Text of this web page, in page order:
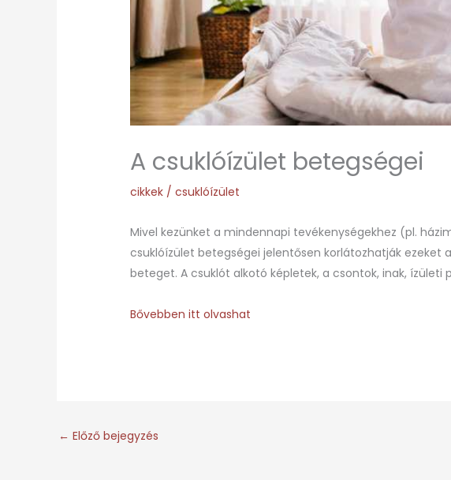
A csuklóízület betegségei
cikkek /csuklóízület
Mivel kezünket a mindennapi tevékenységekhez (pl.
csuklóízület betegségei jelentősen korlátozhatják
beteget. A csuklót alkotó képletek, a csontok, inak,
Bővebben itt olvashat
← Előző bejegyzés